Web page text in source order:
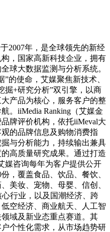
2007年，是全球领先的新经
，国家高新科技企业，拥有
球大数据监测与分析系统。
的使命，艾媒聚焦新技术、
掘+研究分析”双引擎，以商
产品为核心，服务客户的整
。iiMedia Ranking（艾媒金
牌评价机构，依托iiMeval大
的品牌信息及购物消费指
与分析能力，持续输出兼具
高质量研究成果。通过打造
媒咨询每年为客户提供公开
，覆盖食品、饮品、餐饮、
美妆、宠物、母婴、信创、
行业，以及国潮经济、跨
空经济、商业航天、人工智
域及新业态重点赛道。其
个性化需求，从市场趋势研